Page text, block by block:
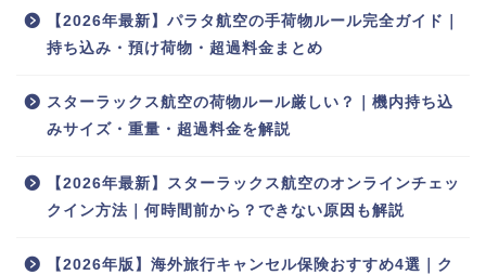
【2026年最新】パラタ航空の手荷物ルール完全ガイド｜
持ち込み・預け荷物・超過料金まとめ
スターラックス航空の荷物ルール厳しい？｜機内持ち込
みサイズ・重量・超過料金を解説
【2026年最新】スターラックス航空のオンラインチェッ
クイン方法｜何時間前から？できない原因も解説
【2026年版】海外旅行キャンセル保険おすすめ4選｜ク